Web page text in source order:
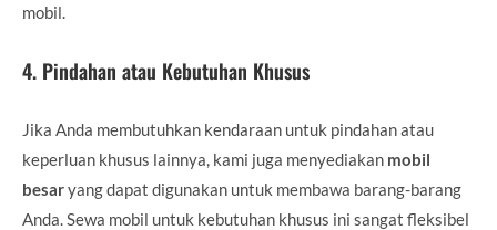
mobil.
4. Pindahan atau Kebutuhan Khusus
Jika Anda membutuhkan kendaraan untuk pindahan atau
keperluan khusus lainnya, kami juga menyediakan mobil
besaryang dapat digunakan untuk membawa barang-barang
Anda. Sewa mobil untuk kebutuhan khusus ini sangat fleksibel